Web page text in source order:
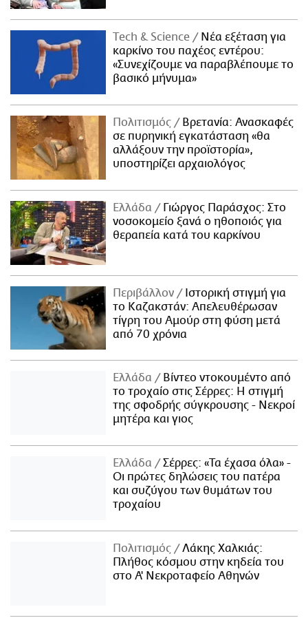
Τech & Science
Νέα εξέταση για
καρκίνο του παχέος εντέρου:
«Συνεχίζουμε να παραβλέπουμε το
βασικό μήνυμα»
Πολιτισμός
Βρετανία: Ανασκαφές
σε πυρηνική εγκατάσταση «θα
αλλάξουν την προϊστορία»,
υποστηρίζει αρχαιολόγος
Ελλάδα
Γιώργος Παράσχος: Στο
νοσοκομείο ξανά ο ηθοποιός για
θεραπεία κατά του καρκίνου
Περιβάλλον
Ιστορική στιγμή για
το Καζακστάν: Απελευθέρωσαν
τίγρη του Αμούρ στη φύση μετά
από 70 χρόνια
Ελλάδα
Βίντεο ντοκουμέντο από
το τροχαίο στις Σέρρες: Η στιγμή
της σφοδρής σύγκρουσης - Νεκροί
μητέρα και γιος
Ελλάδα
Σέρρες: «Τα έχασα όλα» -
Οι πρώτες δηλώσεις του πατέρα
και συζύγου των θυμάτων του
τροχαίου
Πολιτισμός
Λάκης Χαλκιάς:
Πλήθος κόσμου στην κηδεία του
στο Α' Νεκροταφείο Αθηνών